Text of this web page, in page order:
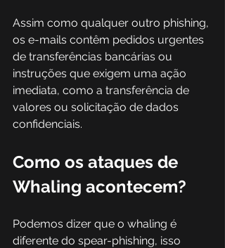
Assim como qualquer outro phishing,
os e-mails contêm pedidos urgentes
de transferências bancárias ou
instruções que exigem uma ação
imediata, como a transferência de
valores ou solicitação de dados
confidenciais.
Como os ataques de
Whaling acontecem?
Podemos dizer que o whaling é
diferente do spear-phishing, isso